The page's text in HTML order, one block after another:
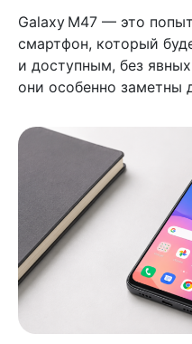
Galaxy M47 — это
смартфон, который
и доступным, без
они особенно заметны